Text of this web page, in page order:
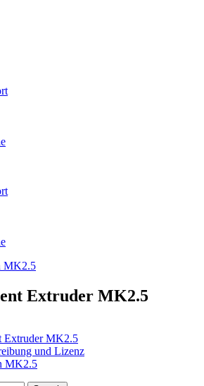
MK2.5
Extruder MK2.5
Extruder MK2.5
und Lizenz
MK2.5